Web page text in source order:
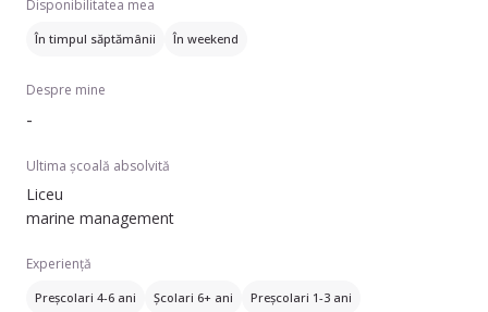
Delicious cooking
Purposefulness and persistence in achieving goals
Additional Information:
I am confident that my love for children and animals, as well
as the ability to cook deliciously and quickly find a common
language, will help me to successfully cope with any tasks
Disponibilitatea mea
În timpul săptămânii În weekend
Despre mine
-
Ultima școală absolvită
Liceu
marine management
Experiență
Preșcolari 4-6 ani Școlari 6+ ani Preșcolari 1-3 ani